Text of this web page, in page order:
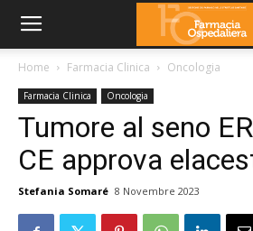
Home Farmacia Clinica Oncologia
Farmacia Clinica Oncologia
Tumore al seno
CE approva
Stefania Somaré 8 Novembre 2023